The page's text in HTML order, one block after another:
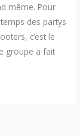
même. Pour
des partys
c’est le
groupe a fait